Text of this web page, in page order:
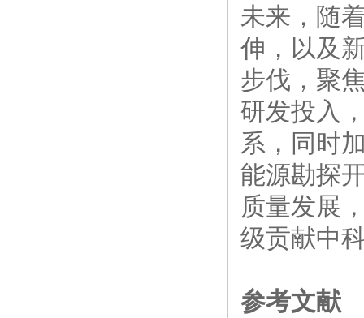
未来，随
伸，以及
步伐，聚
研发投入
系，同时
能源勘探
质量发展
级贡献中
参考文献